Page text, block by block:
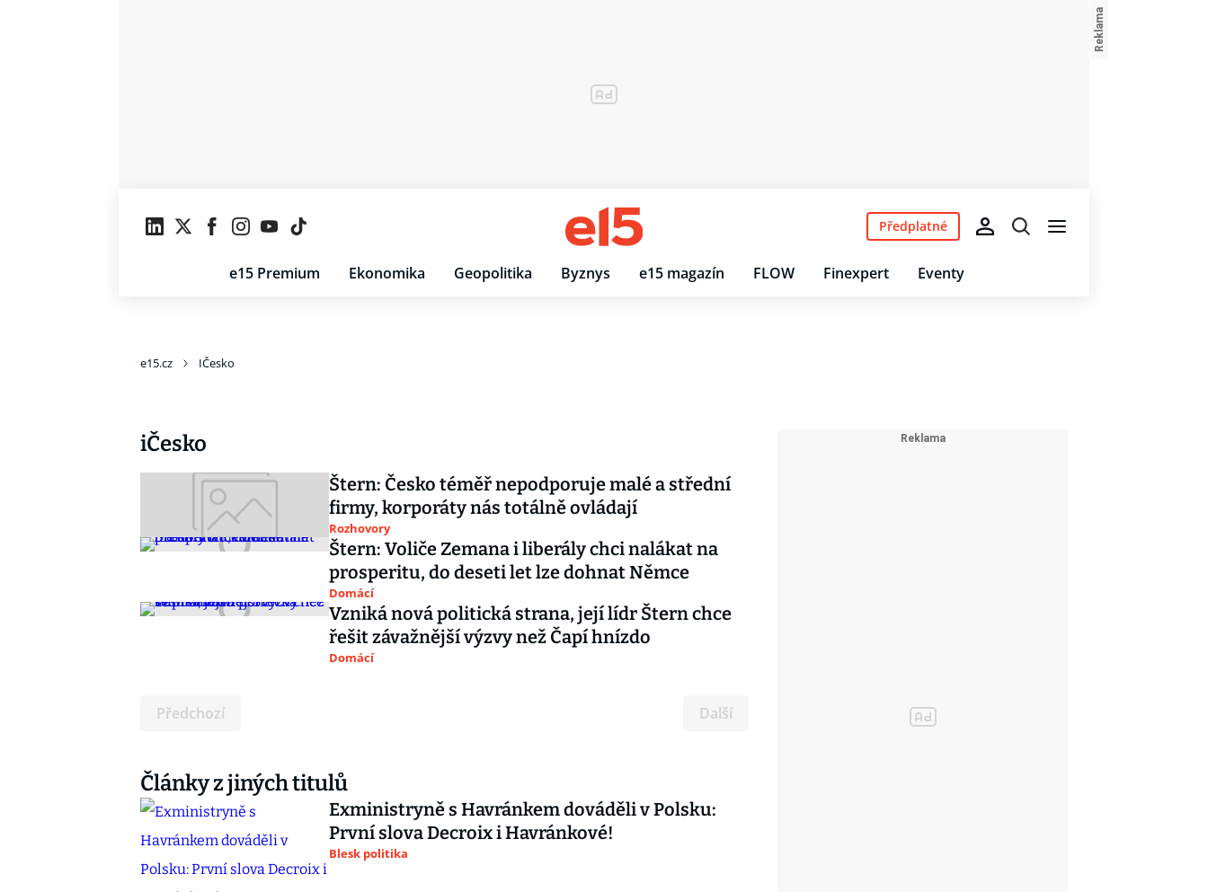
e15 Premium Ekonomika Geopolitika Byznys e15 magazín FLOW Finexpert Eventy
Předplatné
e15.cz IČesko
iČesko
Štern: Česko téměř nepodporuje malé a střední
firmy, korporáty nás totálně ovládají
Rozhovory
Štern: Voliče Zemana i liberály chci nalákat na
prosperitu, do deseti let lze dohnat Němce
Domácí
Vzniká nová politická strana, její lídr Štern chce
řešit závažnější výzvy než Čapí hnízdo
Domácí
Předchozí Další
Články z jiných titulů
Exministryně s Havránkem dováděli v Polsku:
První slova Decroix i Havránkové!
Blesk politika